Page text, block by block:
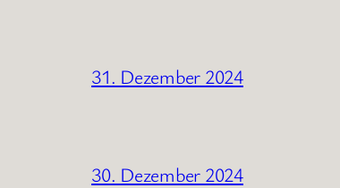
31. Dezember 2024
30. Dezember 2024